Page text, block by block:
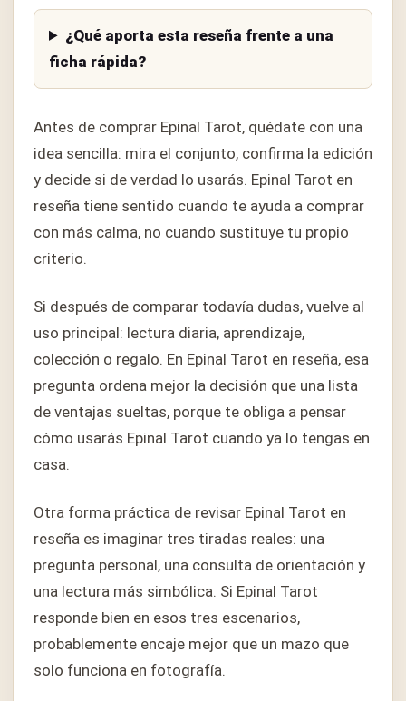
¿Qué aporta esta reseña frente a una
ficha rápida?
Antes de comprar Epinal Tarot, quédate con una
idea sencilla: mira el conjunto, confirma la edición
y decide si de verdad lo usarás. Epinal Tarot en
reseña tiene sentido cuando te ayuda a comprar
con más calma, no cuando sustituye tu propio
criterio.
Si después de comparar todavía dudas, vuelve al
uso principal: lectura diaria, aprendizaje,
colección o regalo. En Epinal Tarot en reseña, esa
pregunta ordena mejor la decisión que una lista
de ventajas sueltas, porque te obliga a pensar
cómo usarás Epinal Tarot cuando ya lo tengas en
casa.
Otra forma práctica de revisar Epinal Tarot en
reseña es imaginar tres tiradas reales: una
pregunta personal, una consulta de orientación y
una lectura más simbólica. Si Epinal Tarot
responde bien en esos tres escenarios,
probablemente encaje mejor que un mazo que
solo funciona en fotografía.